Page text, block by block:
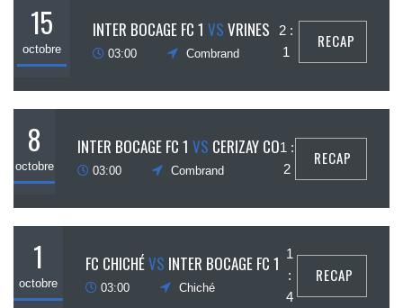
15
octobre
INTER BOCAGE FC 1 VS VRINES
03:00 Combrand
2 :
1
RECAP
8
octobre
INTER BOCAGE FC 1 VS CERIZAY CO
03:00 Combrand
1 :
2
RECAP
1
octobre
FC CHICHÉVS INTER BOCAGE FC 1
03:00 Chiché
1
:
4
RECAP